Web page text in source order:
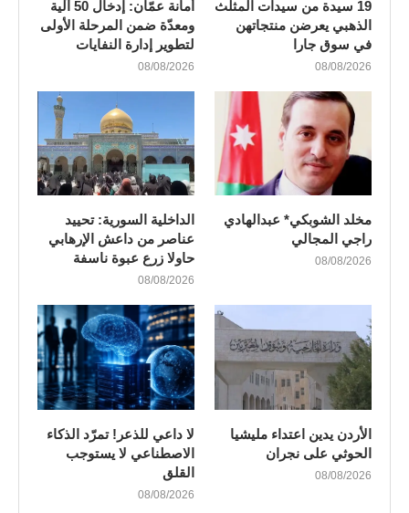
19 سيدة من سيدات المثلث
الذهبي يعرضن منتجاتهن
في سوق جارا
08/08/2026
أمانة عمّان: إدخال 50 آلية
ومعدّة ضمن المرحلة الأولى
لتطوير إدارة النفايات
08/08/2026
مخلد الشوبكي* عبدالهادي
راجي المجالي
08/08/2026
الداخلية السورية: تحييد
عناصر من داعش الإرهابي
حاولا زرع عبوة ناسفة
08/08/2026
الأردن يدين اعتداء مليشيا
الحوثي على نجران
08/08/2026
لا داعي للذعر! تمرّد الذكاء
الاصطناعي لا يستوجب
القلق
08/08/2026